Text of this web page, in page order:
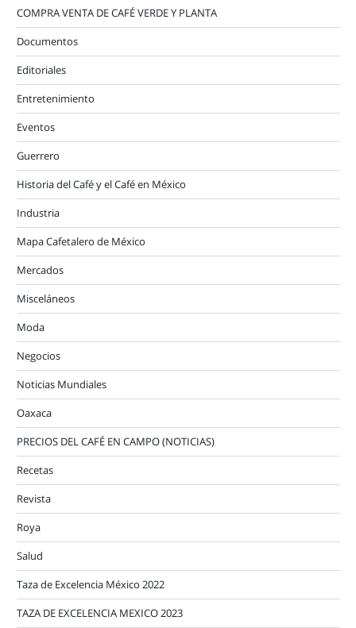
COMPRA VENTA DE CAFÉ VERDE Y PLANTA
Documentos
Editoriales
Entretenimiento
Eventos
Guerrero
Historia del Café y el Café en México
Industria
Mapa Cafetalero de México
Mercados
Misceláneos
Moda
Negocios
Noticias Mundiales
Oaxaca
PRECIOS DEL CAFÉ EN CAMPO (NOTICIAS)
Recetas
Revista
Roya
Salud
Taza de Excelencia México 2022
TAZA DE EXCELENCIA MEXICO 2023